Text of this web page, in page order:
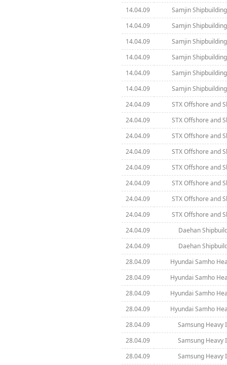
14.04.09
Samjin
14.04.09
Samjin
14.04.09
Samjin
14.04.09
Samjin
14.04.09
Samjin
14.04.09
Samjin
24.04.09
STX Offshore and
24.04.09
STX Offshore and
24.04.09
STX Offshore and
24.04.09
STX Offshore and
24.04.09
STX Offshore and
24.04.09
STX Offshore and
24.04.09
STX Offshore and
24.04.09
STX Offshore and
24.04.09
Daehan
24.04.09
Daehan
28.04.09
Hyundai Samho
28.04.09
Hyundai Samho
28.04.09
Hyundai Samho
28.04.09
Hyundai Samho
28.04.09
Samsung Heavy
28.04.09
Samsung Heavy
28.04.09
Samsung Heavy